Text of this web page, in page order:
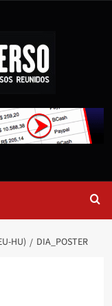
HU) DIA_POSTER